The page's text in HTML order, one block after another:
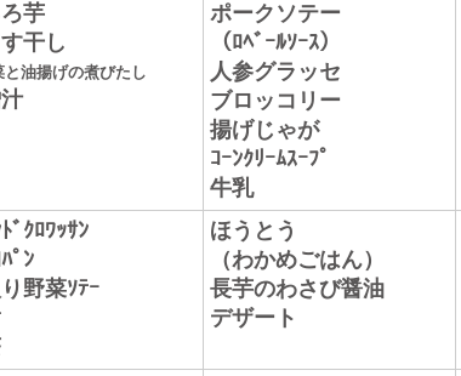
芋
干し
と油揚げの煮びたし
ポークソテー
（ﾛﾍﾞｰﾙｿｰｽ）
人参グラッセ
ブロッコリー
揚げじゃが
ｺｰﾝｸﾘｰﾑｽｰﾌﾟ
牛乳
ﾞｸﾛﾜｯｻﾝ
ﾟﾝ
野菜ｿﾃｰ
ほうとう
（わかめごはん）
長芋のわさび醤油
デザート